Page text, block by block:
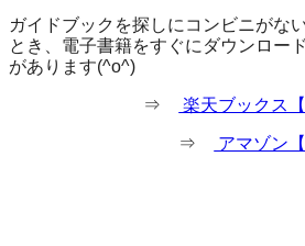
ガイドブックを探しにコンビニがな
とき、電子書籍をすぐにダウンロー
があります(^o^)
⇒ 楽天ブックス
⇒ アマゾン